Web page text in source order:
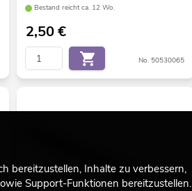
Bestand reicht ca. 12 Wo.
2,50€
No. 50530065
bereitzustellen, Inhalte zu verbessern,
Support-Funktionen bereitzustellen.